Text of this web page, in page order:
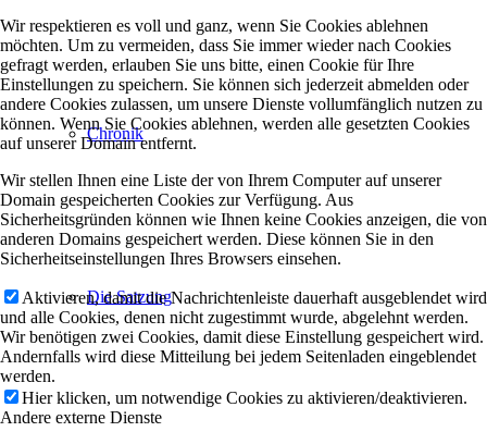
Chronik
Die Satzung
Wir respektieren es voll und ganz, wenn Sie Cookies ablehnen
möchten. Um zu vermeiden, dass Sie immer wieder nach Cookies
gefragt werden, erlauben Sie uns bitte, einen Cookie für Ihre
Einstellungen zu speichern. Sie können sich jederzeit abmelden oder
andere Cookies zulassen, um unsere Dienste vollumfänglich nutzen zu
können. Wenn Sie Cookies ablehnen, werden alle gesetzten Cookies
auf unserer Domain entfernt.
Wir stellen Ihnen eine Liste der von Ihrem Computer auf unserer
Domain gespeicherten Cookies zur Verfügung. Aus
Sicherheitsgründen können wie Ihnen keine Cookies anzeigen, die von
anderen Domains gespeichert werden. Diese können Sie in den
Sicherheitseinstellungen Ihres Browsers einsehen.
Aktivieren, damit die Nachrichtenleiste dauerhaft ausgeblendet wird
und alle Cookies, denen nicht zugestimmt wurde, abgelehnt werden.
Wir benötigen zwei Cookies, damit diese Einstellung gespeichert wird.
Andernfalls wird diese Mitteilung bei jedem Seitenladen eingeblendet
werden.
Hier klicken, um notwendige Cookies zu aktivieren/deaktivieren.
Andere externe Dienste